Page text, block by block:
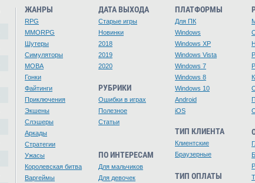
ЖАНРЫ
RPG
MMORPG
Шутеры
Симуляторы
MOBA
Гонки
Файтинги
Приключения
Экшены
Слэшеры
Аркады
Стратегии
Ужасы
Королевская битва
Варгеймы
ДАТА ВЫХОДА
Старые игры
Новинки
2018
2019
2020
РУБРИКИ
Ошибки в играх
Полезное
Статьи
ПО ИНТЕРЕСАМ
Для мальчиков
Для девочек
ПЛАТФОРМЫ
Для ПК
Windows
Windows XP
Windows Vista
Windows 7
Windows 8
Windows 10
Android
iOS
ТИП КЛИЕНТА
Клиентские
Браузерные
ТИП ОПЛАТЫ